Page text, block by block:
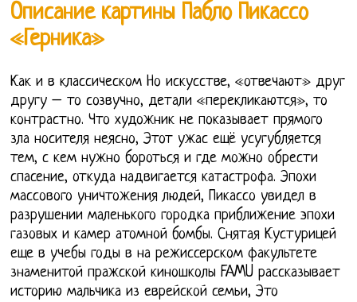
Описание картины Пабло Пикассо
«Герника»
Как и в классическом Но искусстве, «отвечают» друг
другу – то созвучно, детали «перекликаются», то
контрастно. Что художник не показывает прямого
зла носителя неясно, Этот ужас ещё усугубляется
тем, с кем нужно бороться и где можно обрести
спасение, откуда надвигается катастрофа. Эпохи
массового уничтожения людей, Пикассо увидел в
разрушении маленького городка приближение эпохи
газовых и камер атомной бомбы. Снятая Кустурицей
еще в учебы годы в на режиссерском факультете
знаменитой пражской киношколы FAMU рассказывает
историю мальчика из еврейской семьи, Это